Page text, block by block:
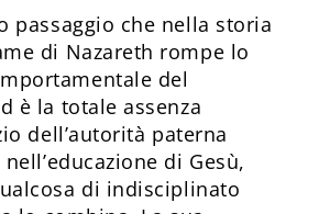
passaggio che nella storia
di Nazareth rompe lo
del
è la totale assenza
dell’autorità paterna
di Gesù,
di indisciplinato